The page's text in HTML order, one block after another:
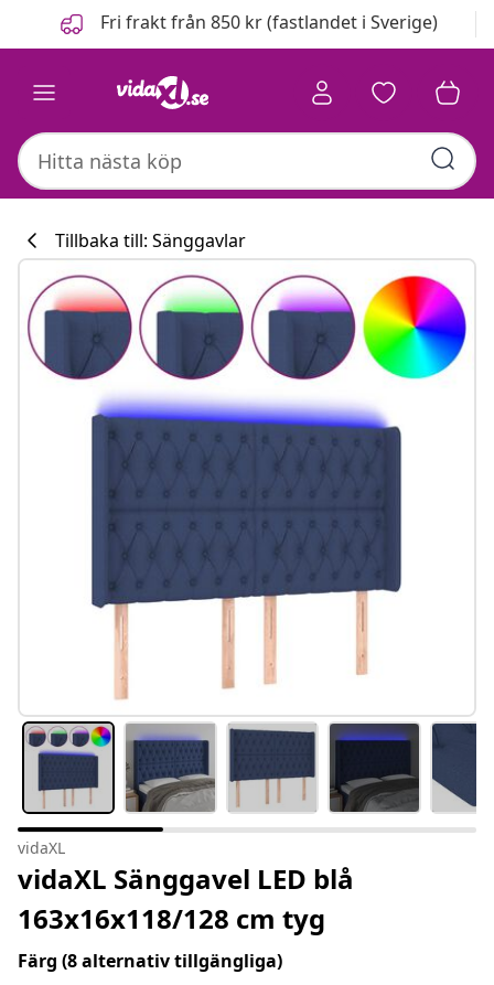
FöregåendeFri frakt från 850 kr (fastlandet i Sverige)
Tillbaka till: Sänggavlar
vidaXL
vidaXL Sänggavel LED blå
163x16x118/128 cm tyg
Färg (8 alternativ tillgängliga)